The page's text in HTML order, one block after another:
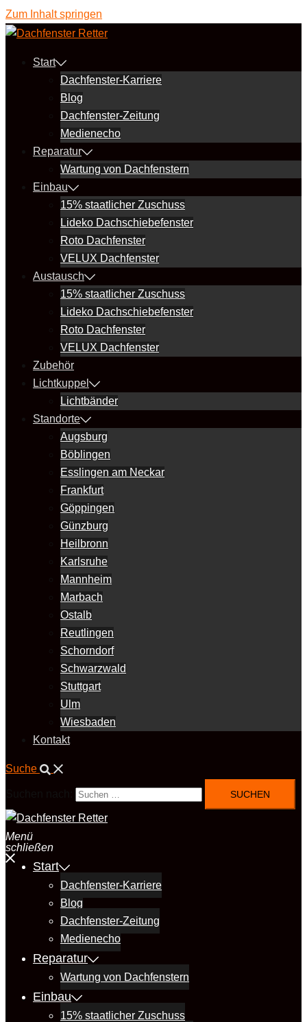
Zum Inhalt springen
Start
Dachfenster-Karriere
Blog
Dachfenster-Zeitung
Medienecho
Reparatur
Wartung von Dachfenstern
Einbau
15% staatlicher Zuschuss
Lideko Dachschiebefenster
Roto Dachfenster
VELUX Dachfenster
Austausch
15% staatlicher Zuschuss
Lideko Dachschiebefenster
Roto Dachfenster
VELUX Dachfenster
Zubehör
Lichtkuppel
Lichtbänder
Standorte
Augsburg
Böblingen
Esslingen am Neckar
Frankfurt
Göppingen
Günzburg
Heilbronn
Karlsruhe
Mannheim
Marbach
Ostalb
Reutlingen
Schorndorf
Schwarzwald
Stuttgart
Ulm
Wiesbaden
Kontakt
Suche
Menü
schließen
Start
Dachfenster-Karriere
Blog
Dachfenster-Zeitung
Medienecho
Reparatur
Wartung von Dachfenstern
Einbau
15% staatlicher Zuschuss